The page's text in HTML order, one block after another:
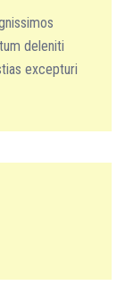
deleniti
excepturi